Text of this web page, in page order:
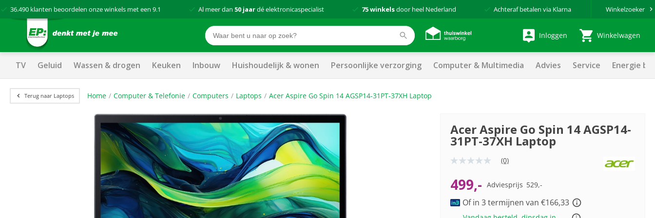
36.490 klanten beoordelen onze winkels met een 9.1 Al meer dan 50 jaardé elektronicaspecialist 75 winkelsdoor heel Nederland Achteraf betalen via Klarna Winkelzoeker
Inloggen Winkelwagen
TV Geluid Wassen & drogen Keuken Inbouw Huishoudelijk & wonen Persoonlijke verzorging Computer & Multimedia Advies Service Energie
Terug naar Laptops Home Computer & Telefonie Computers Laptops Acer Aspire Go Spin 14 AGSP14-31PT-37XH Laptop
Acer Aspire Go Spin 14 AGSP14-
31PT-37XH Laptop
Geen
Dezelfde
paginalink.
(0)
499,- Adviesprijs 529,-
Of in 3 termijnen van €166,33